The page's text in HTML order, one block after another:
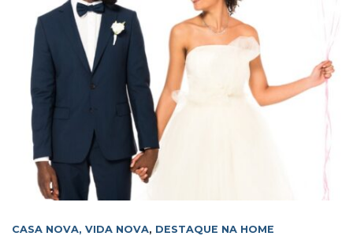
CASA NOVA, VIDA NOVA, DESTAQUE NA HOME